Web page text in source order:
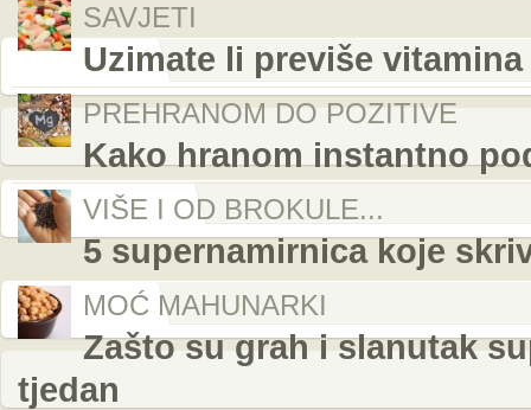
SAVJETI
Uzimate li previše
PREHRANOM DO POZITIVE
Kako hranom instantno
VIŠE I OD BROKULE...
5 supernamirnica koje
MOĆ MAHUNARKI
Zašto su grah i slanutak
tjedan